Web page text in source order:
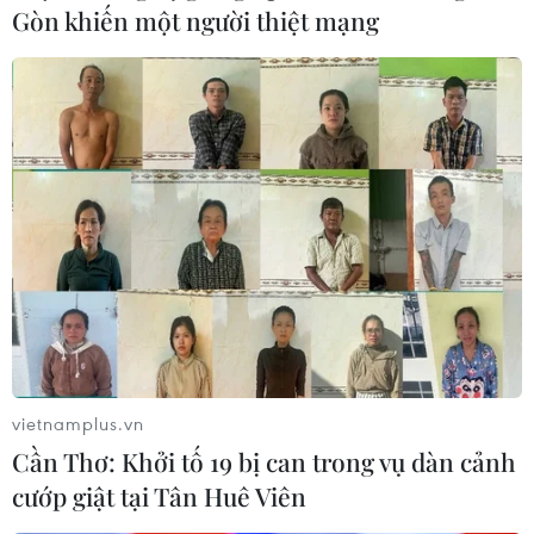
#Cảng Beirut #Vụ nổ kinh hoàng
#Khủng hoảng tồi tệ
#Viện trợ khẩn cấp
#An ninh lương thực Liban
Theo dõi VietnamPlus
TIN LIÊN QUAN
Gòn khiến một người thiệt mạng
vietnamplus.vn
Cần Thơ: Khởi tố 19 bị can trong vụ dàn cảnh
cướp giật tại Tân Huê Viên